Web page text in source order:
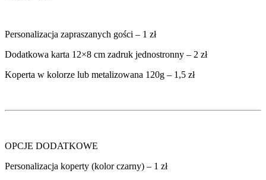
Personalizacja zapraszanych gości – 1 zł
Dodatkowa karta 12×8 cm zadruk jednostronny – 2 zł
Koperta w kolorze lub metalizowana 120g – 1,5 zł
OPCJE DODATKOWE
Personalizacja koperty (kolor czarny) – 1 zł